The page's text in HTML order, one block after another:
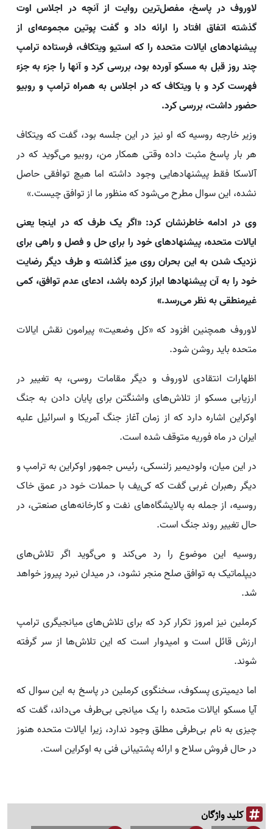
لاوروف در پاسخ، مفصل‌ترین روایت از آنچه در اجلاس اوت
گذشته اتفاق افتاد را ارائه داد و گفت پوتین مجموعه‌ای از
پیشنهادهای ایالات متحده را که استیو ویتکاف، فرستاده ترامپ
چند روز قبل به مسکو آورده بود، بررسی کرد و آنها را جزء به جزء
فهرست کرد و با ویتکاف که در اجلاس به همراه ترامپ و روبیو
حضور داشت، بررسی کرد.
وزیر خارجه روسیه که او نیز در این جلسه بود، گفت که ویتکاف
هر بار پاسخ مثبت داده وقتی همکار من، روبیو می‌گوید که در
آلاسکا فقط پیشنهادهایی وجود داشته اما هیچ توافقی حاصل
نشده، این سوال مطرح می‌شود که منظور ما از توافق چیست.»
وی در ادامه خاطرنشان کرد: «اگر یک طرف که در اینجا یعنی
ایالات متحده، پیشنهادهای خود را برای حل و فصل و راهی برای
نزدیک شدن به این بحران روی میز گذاشته و طرف دیگر رضایت
خود را به آن پیشنهادها ابراز کرده باشد، ادعای عدم توافق، کمی
غیرمنطقی به نظر می‌رسد.»
لاوروف همچنین افزود که «کل وضعیت» پیرامون نقش ایالات
متحده باید روشن شود.
اظهارات انتقادی لاوروف و دیگر مقامات روسی، به تغییر در
ارزیابی مسکو از تلاش‌های واشنگتن برای پایان دادن به جنگ
اوکراین اشاره دارد که از زمان آغاز جنگ آمریکا و اسرائیل علیه
ایران در ماه فوریه متوقف شده است.
در این میان، ولودیمیر زلنسکی، رئیس جمهور اوکراین به ترامپ و
دیگر رهبران غربی گفت که کی‌یف با حملات خود در عمق خاک
روسیه، از جمله به پالایشگاه‌های نفت و کارخانه‌های صنعتی، در
حال تغییر روند جنگ است.
روسیه این موضوع را رد می‌کند و می‌گوید اگر تلاش‌های
دیپلماتیک به توافق صلح منجر نشود، در میدان نبرد پیروز خواهد
شد.
کرملین نیز امروز تکرار کرد که برای تلاش‌های میانجیگری ترامپ
ارزش قائل است و امیدوار است که این تلاش‌ها از سر گرفته
شوند.
اما دیمیتری پسکوف، سخنگوی کرملین در پاسخ به این سوال که
آیا مسکو ایالات متحده را یک میانجی بی‌طرف می‌داند، گفت که
چیزی به نام بی‌طرفی مطلق وجود ندارد، زیرا ایالات متحده هنوز
در حال فروش سلاح و ارائه پشتیبانی فنی به اوکراین است.
کلید واژگان